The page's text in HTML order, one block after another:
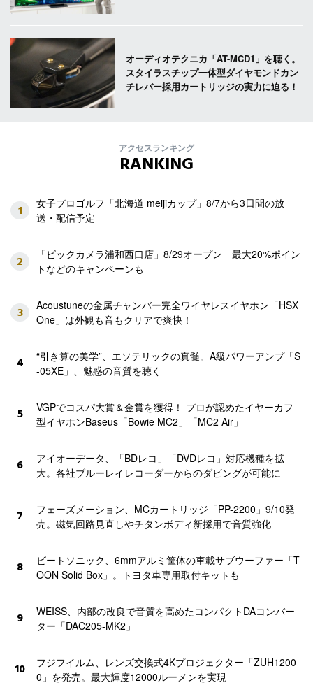
オーディオテクニカ「AT-MCD1」を聴く。
スタイラスチップ一体型ダイヤモンドカン
チレバー採用カートリッジの実力に迫る！
アクセスランキング
RANKING
1
女子プロゴルフ「北海道 meijiカップ」8/7から3日間の放
送・配信予定
2
「ビックカメラ浦和西口店」8/29オープン 最大20%ポイン
トなどのキャンペーンも
3
Acoustuneの金属チャンバー完全ワイヤレスイヤホン「HSX
One」は外観も音もクリアで爽快！
4
“引き算の美学”、エソテリックの真髄。A級パワーアンプ「S
-05XE」、魅惑の音質を聴く
5
VGPでコスパ大賞＆金賞を獲得！ プロが認めたイヤーカフ
型イヤホンBaseus「Bowie MC2」「MC2 Air」
6
アイオーデータ、「BDレコ」「DVDレコ」対応機種を拡
大。各社ブルーレイレコーダーからのダビングが可能に
7
フェーズメーション、MCカートリッジ「PP-2200」9/10発
売。磁気回路見直しやチタンボディ新採用で音質強化
8
ビートソニック、6mmアルミ筐体の車載サブウーファー「T
OON Solid Box」。トヨタ車専用取付キットも
9
WEISS、内部の改良で音質を高めたコンパクトDAコンバー
ター「DAC205-MK2」
10
フジフイルム、レンズ交換式4Kプロジェクター「ZUH1200
0」を発売。最大輝度12000ルーメンを実現